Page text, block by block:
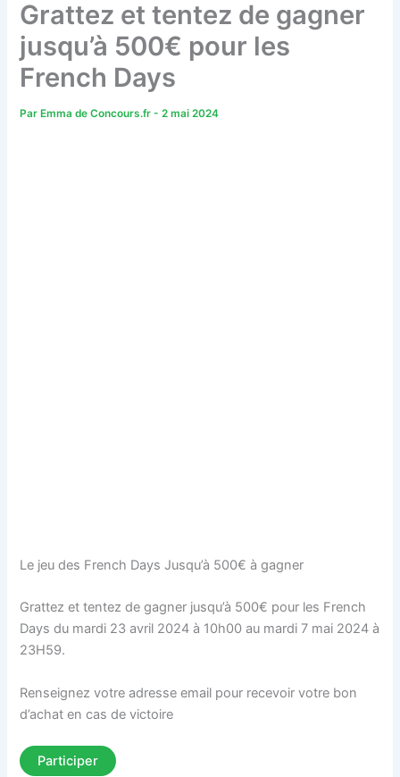
Grattez et tentez de gagner
jusqu’à 500€ pour les
French Days
ParEmma de Concours.fr-2 mai 2024
Le jeu des French Days Jusqu’à 500€ à gagner
Grattez et tentez de gagner jusqu’à 500€ pour les French
Days du mardi 23 avril 2024 à 10h00 au mardi 7 mai 2024 à
23H59.
Renseignez votre adresse email pour recevoir votre bon
d’achat en cas de victoire
Participer